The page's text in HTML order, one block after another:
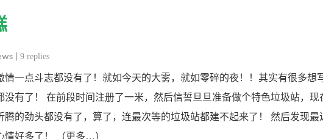
| 9 replies
情一点斗志都没有了！就如今天的大雾，就如零碎的夜！！其实有很多想
没有了！ 在前段时间注册了一米，然后信誓旦旦准备做个特色垃圾站，现
腾的劲头都没有了，算了，连最次等的垃圾站都建不起来了！ 然后发现最
情好多了！ （更多…）